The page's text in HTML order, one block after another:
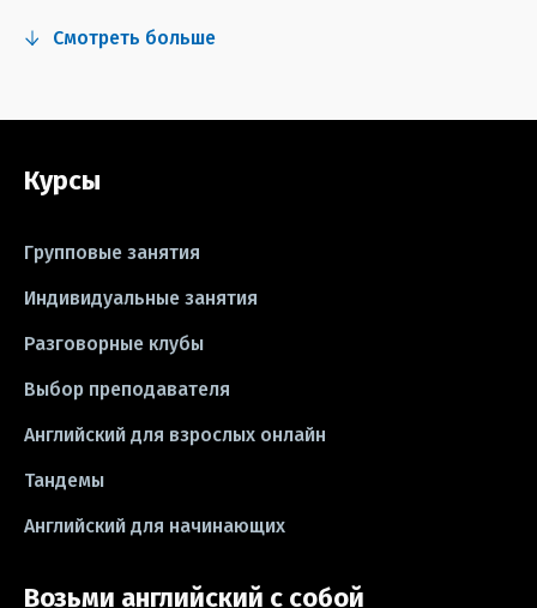
#grammar #writing #упражнения
#песни
#школа #игры
#CV #резюме
#idioms #эссе
Смотреть больше
Курсы
Групповые занятия
Индивидуальные занятия
Разговорные клубы
Выбор преподавателя
Английский для взрослых онлайн
Тандемы
Английский для начинающих
Возьми английский с собой